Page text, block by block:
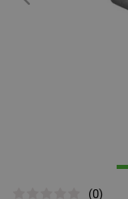
(0)
Poprzedni